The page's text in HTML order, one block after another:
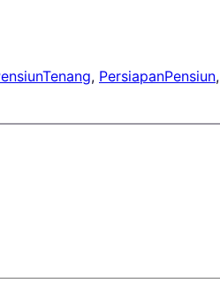
, PersiapanPensiun,